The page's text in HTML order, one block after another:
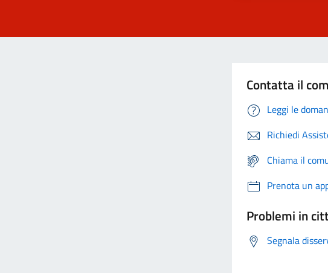
Contatta il
Leggi le
Richiedi
Chiama il
Prenota un
Problemi in
Segnala